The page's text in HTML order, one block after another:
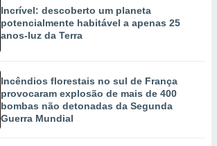
Incrível: descoberto um planeta
potencialmente habitável a apenas 25
anos-luz da Terra
Incêndios florestais no sul de França
provocaram explosão de mais de 400
bombas não detonadas da Segunda
Guerra Mundial